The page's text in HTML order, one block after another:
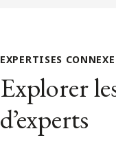
EXPERTISES
Explorer
d’experts